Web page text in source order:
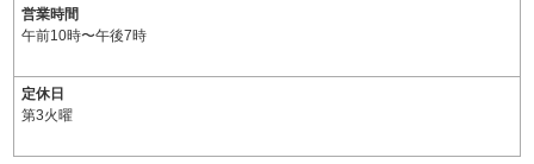
営業時間
午前10時〜午後7時
定休日
第3火曜